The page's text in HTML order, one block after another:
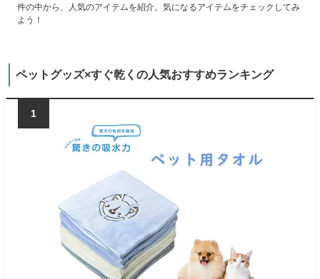
件の中から、人気のアイテムを紹介。気になるアイテムをチェックしてみ
よう！
ペットグッズ×すぐ乾くの人気おすすめランキング
1